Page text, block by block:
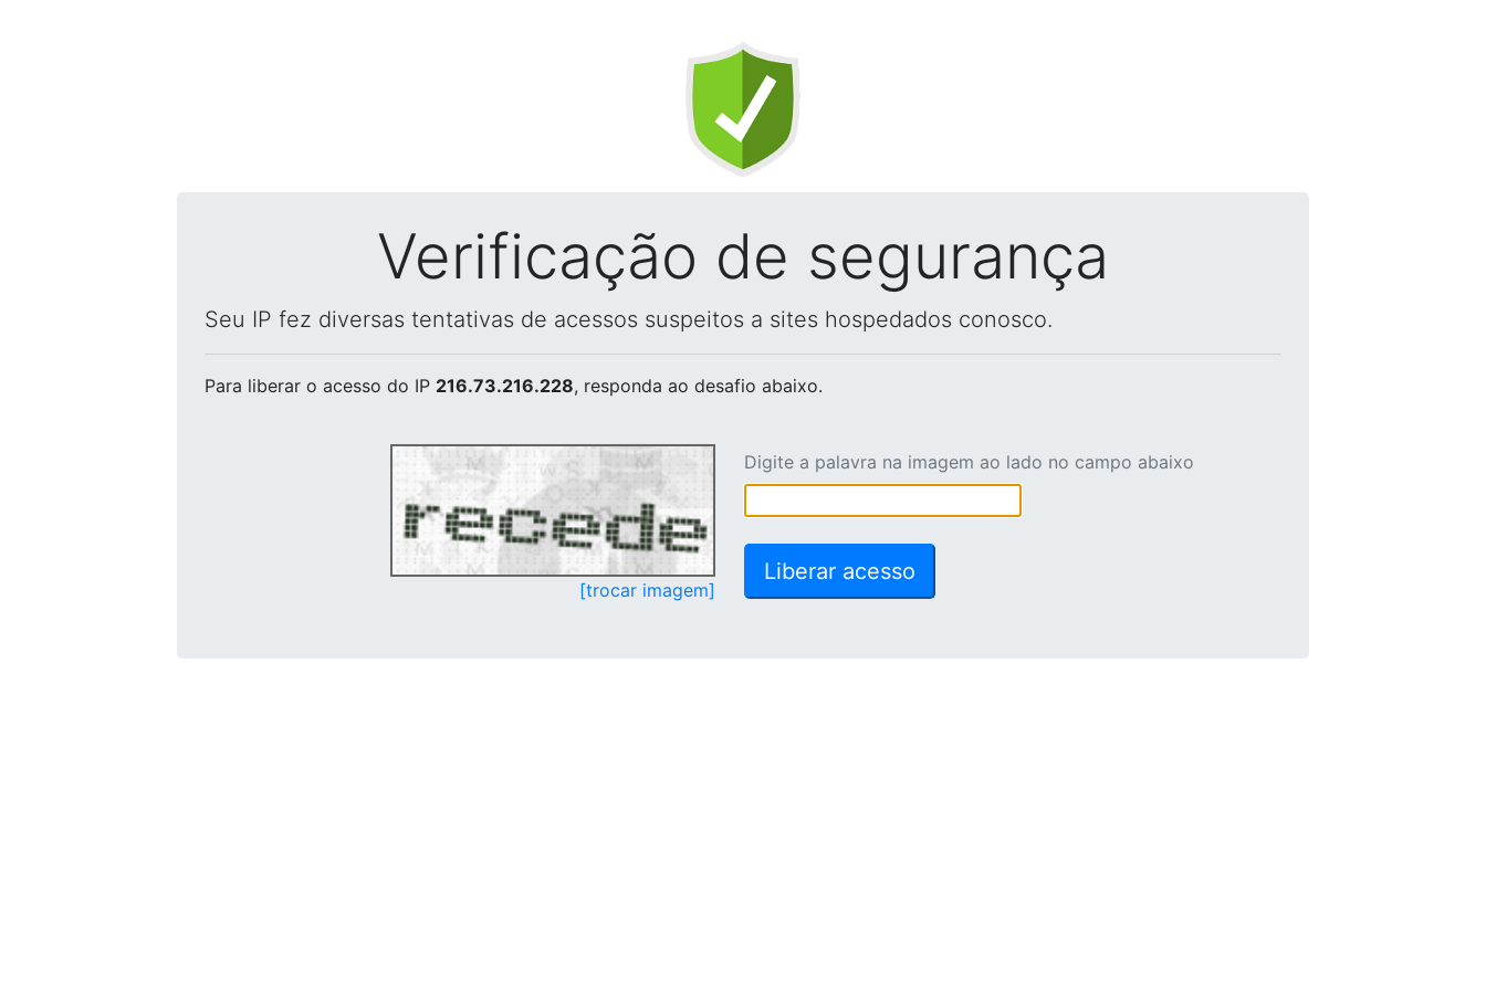
Verificação de segurança
Seu IP fez diversas tentativas de acessos suspeitos a sites hospedados conosco.
Para liberar o acesso do IP 216.73.216.228, responda ao desafio abaixo.
[trocar imagem]
Digite a palavra na imagem ao lado no campo abaixo